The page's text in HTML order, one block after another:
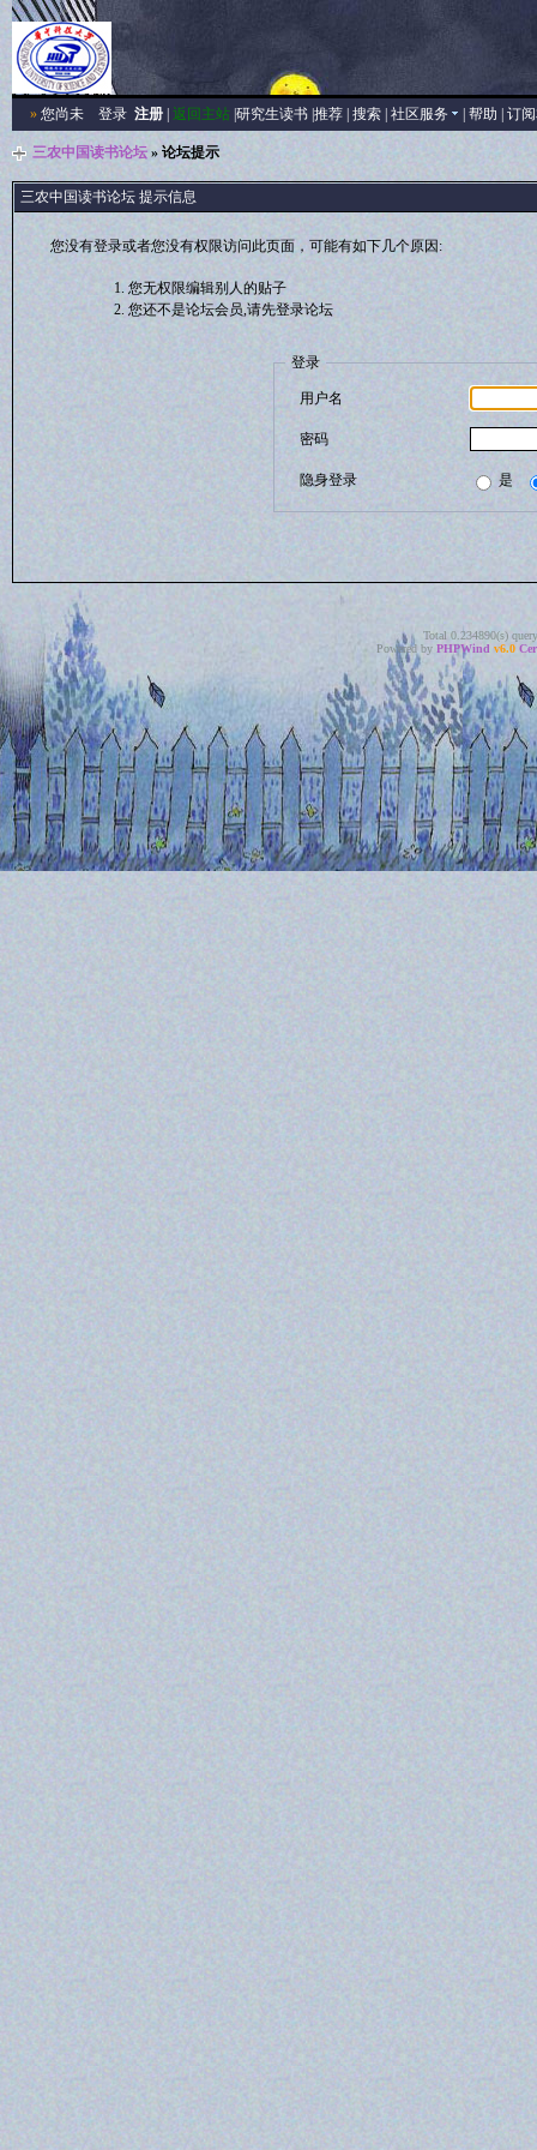
»您尚未 登录 注册| 返回主站| 研究生读书| 推荐| 搜索| 社区服务 帮助 订
三农中国读书论坛» 论坛提示
三农中国读书论坛 提示信息
您没有登录或者您没有权限访问此页面，可能有如下几个原因:
您无权限编辑别人的贴子
您还不是论坛会员,请先登录论坛
登录
用户名
密码
隐身登录 是
Total 0.234890(s)
Powered by PHPWind v6.0